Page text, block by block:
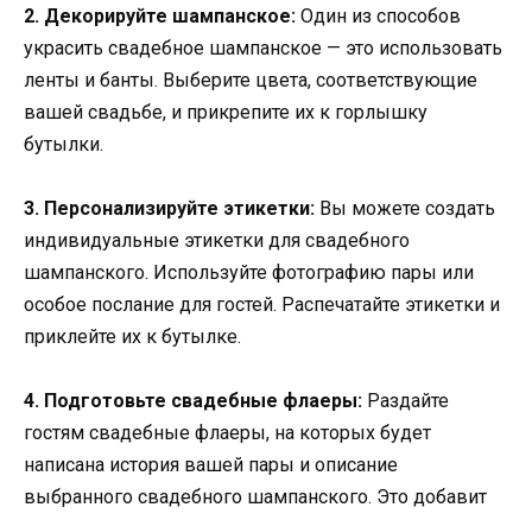
2. Декорируйте шампанское: Один из способов
украсить свадебное шампанское — это использовать
ленты и банты. Выберите цвета, соответствующие
вашей свадьбе, и прикрепите их к горлышку
бутылки.
3. Персонализируйте этикетки: Вы можете создать
индивидуальные этикетки для свадебного
шампанского. Используйте фотографию пары или
особое послание для гостей. Распечатайте этикетки и
приклейте их к бутылке.
4. Подготовьте свадебные флаеры: Раздайте
гостям свадебные флаеры, на которых будет
написана история вашей пары и описание
выбранного свадебного шампанского. Это добавит